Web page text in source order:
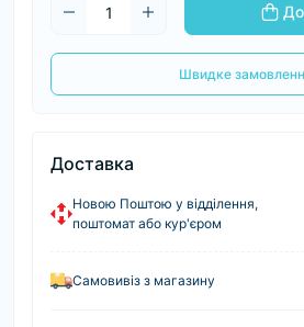
Швидке
Доставка
Новою Поштою у відділення,
поштомат або кур'єром
Самовивіз з магазину